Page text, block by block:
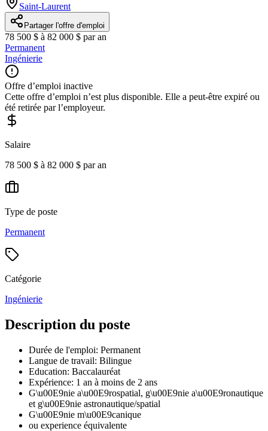
Saint-Laurent
Partager l'offre d'emploi
78 500 $ à 82 000 $ par an
Permanent
Ingénierie
Offre d’emploi inactive
Cette offre d’emploi n’est plus disponible. Elle a peut-être expiré ou
été retirée par l’employeur.
Salaire
78 500 $ à 82 000 $ par an
Type de poste
Permanent
Catégorie
Ingénierie
Description du poste
Durée de l'emploi: Permanent
Langue de travail: Bilingue
Education: Baccalauréat
Expérience: 1 an à moins de 2 ans
G\u00E9nie a\u00E9rospatial, g\u00E9nie a\u00E9ronautique
et g\u00E9nie astronautique/spatial
G\u00E9nie m\u00E9canique
ou experience équivalente